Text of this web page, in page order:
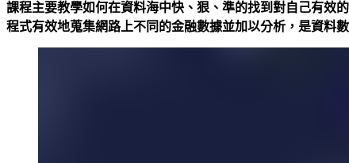
課程主要教學如何在資料海中快、狠、準的找到對自己有效
程式有效地蒐集網路上不同的金融數據並加以分析，是資料